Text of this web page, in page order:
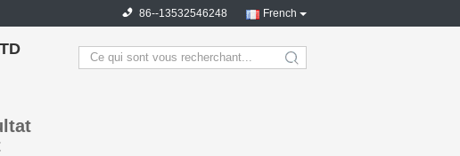
French
86--13532546248
search